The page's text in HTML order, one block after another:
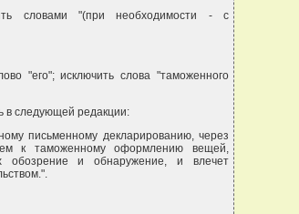
словами "(при необходимости - с
"его"; исключить слова "таможенного
в следующей редакции:
письменному декларированию, через
к таможенному оформлению вещей,
обозрение и обнаружение, и влечет